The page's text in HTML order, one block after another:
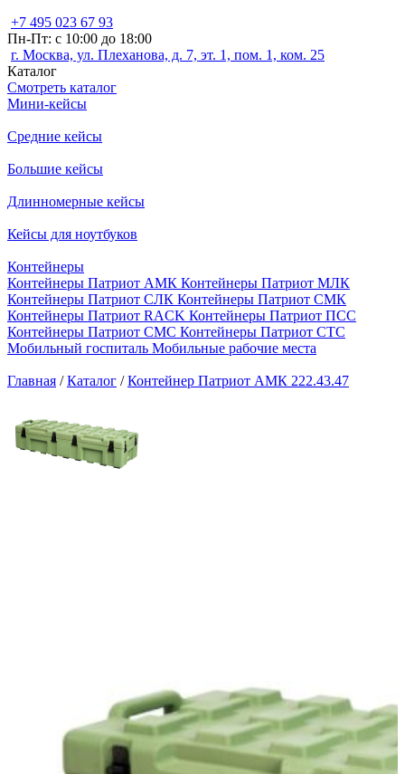
+7 495 023 67 93
Пн-Пт: с 10:00 до 18:00
г. Москва, ул. Плеханова, д. 7, эт. 1, пом. 1, ком. 25
Каталог
Смотреть каталог
Мини-кейсы
Средние кейсы
Большие кейсы
Длинномерные кейсы
Кейсы для ноутбуков
Контейнеры
Контейнеры Патриот АМК Контейнеры Патриот МЛК
Контейнеры Патриот СЛК Контейнеры Патриот СМК
Контейнеры Патриот RACK Контейнеры Патриот ПСС
Контейнеры Патриот СМС Контейнеры Патриот СТС
Мобильный госпиталь Мобильные рабочие места
Главная / Каталог / Контейнер Патриот АМК 222.43.47